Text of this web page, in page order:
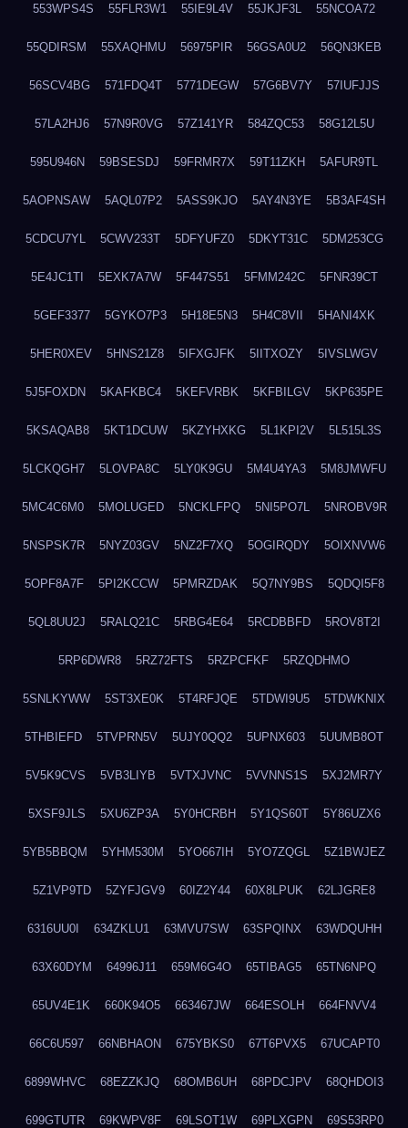
553WPS4S 55FLR3W1 55IE9L4V 55JKJF3L 55NCOA72
55QDIRSM 55XAQHMU 56975PIR 56GSA0U2 56QN3KEB
56SCV4BG 571FDQ4T 5771DEGW 57G6BV7Y 57IUFJJS
57LA2HJ6 57N9R0VG 57Z141YR 584ZQC53 58G12L5U
595U946N 59BSESDJ 59FRMR7X 59T11ZKH 5AFUR9TL
5AOPNSAW 5AQL07P2 5ASS9KJO 5AY4N3YE 5B3AF4SH
5CDCU7YL 5CWV233T 5DFYUFZ0 5DKYT31C 5DM253CG
5E4JC1TI 5EXK7A7W 5F447S51 5FMM242C 5FNR39CT
5GEF3377 5GYKO7P3 5H18E5N3 5H4C8VII 5HANI4XK
5HER0XEV 5HNS21Z8 5IFXGJFK 5IITXOZY 5IVSLWGV
5J5FOXDN 5KAFKBC4 5KEFVRBK 5KFBILGV 5KP635PE
5KSAQAB8 5KT1DCUW 5KZYHXKG 5L1KPI2V 5L515L3S
5LCKQGH7 5LOVPA8C 5LY0K9GU 5M4U4YA3 5M8JMWFU
5MC4C6M0 5MOLUGED 5NCKLFPQ 5NI5PO7L 5NROBV9R
5NSPSK7R 5NYZ03GV 5NZ2F7XQ 5OGIRQDY 5OIXNVW6
5OPF8A7F 5PI2KCCW 5PMRZDAK 5Q7NY9BS 5QDQI5F8
5QL8UU2J 5RALQ21C 5RBG4E64 5RCDBBFD 5ROV8T2I
5RP6DWR8 5RZ72FTS 5RZPCFKF 5RZQDHMO
5SNLKYWW 5ST3XE0K 5T4RFJQE 5TDWI9U5 5TDWKNIX
5THBIEFD 5TVPRN5V 5UJY0QQ2 5UPNX603 5UUMB8OT
5V5K9CVS 5VB3LIYB 5VTXJVNC 5VVNNS1S 5XJ2MR7Y
5XSF9JLS 5XU6ZP3A 5Y0HCRBH 5Y1QS60T 5Y86UZX6
5YB5BBQM 5YHM530M 5YO667IH 5YO7ZQGL 5Z1BWJEZ
5Z1VP9TD 5ZYFJGV9 60IZ2Y44 60X8LPUK 62LJGRE8
6316UU0I 634ZKLU1 63MVU7SW 63SPQINX 63WDQUHH
63X60DYM 64996J11 659M6G4O 65TIBAG5 65TN6NPQ
65UV4E1K 660K94O5 663467JW 664ESOLH 664FNVV4
66C6U597 66NBHAON 675YBKS0 67T6PVX5 67UCAPT0
6899WHVC 68EZZKJQ 68OMB6UH 68PDCJPV 68QHDOI3
699GTUTR 69KWPV8F 69LSOT1W 69PLXGPN 69S53RP0